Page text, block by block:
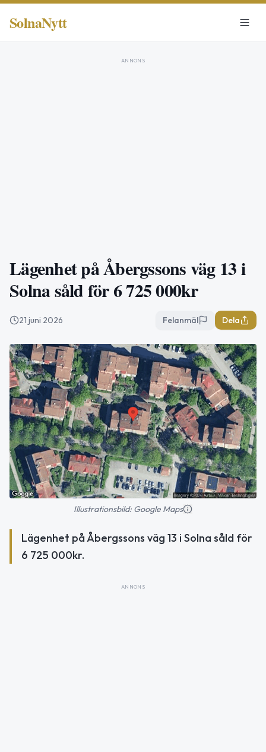
SolnaNytt
ANNONS
Lägenhet på Åbergssons väg 13 i
Solna såld för 6 725 000kr
21 juni 2026 Felanmäl Dela
Illustrationsbild: Google Maps
Lägenhet på Åbergssons väg 13 i Solna såld för
6 725 000kr.
ANNONS